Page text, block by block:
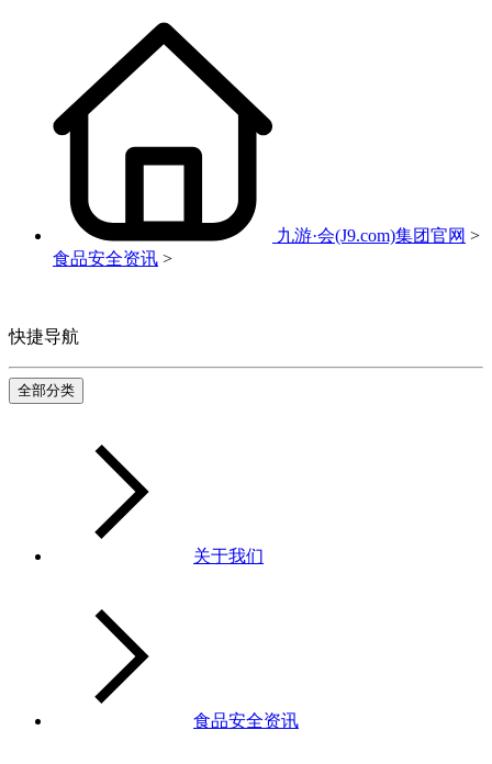
九游·会(J9.com)集团官网 >
食品安全资讯 >
快捷导航
全部分类
关于我们
食品安全资讯